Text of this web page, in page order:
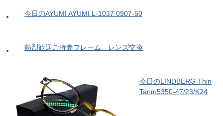
今日のAYUMI AYUMI L-1037 0907-50
熱烈歓迎ご持参フレーム、レンズ交換
今日のLINDBERG Thin
Tanm5350-47/23/K24